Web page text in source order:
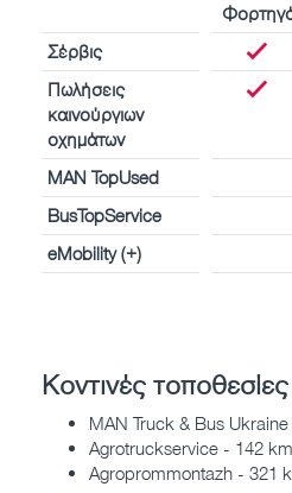
Σέρβις
Πωλήσεις
καινούργιων
οχημάτων
MAN TopUsed
BusTopService
eMobility (+)
Κοντινές τοποθεσίες
MAN Truck & Bus
Agrotruckservice - 142 km
Agroprommontazh - 321